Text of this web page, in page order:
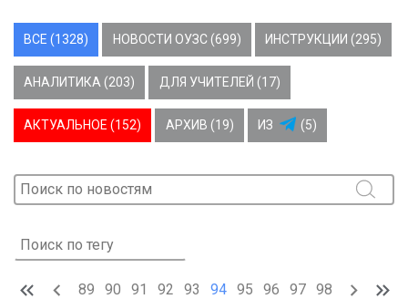
ВСЕ (1328) НОВОСТИ ОУЗС (699) ИНСТРУКЦИИ (295)
АНАЛИТИКА (203) ДЛЯ УЧИТЕЛЕЙ (17)
АКТУАЛЬНОЕ (152) АРХИВ (19) ИЗ (5)
89 90 91 92 93 94 95 96 97 98